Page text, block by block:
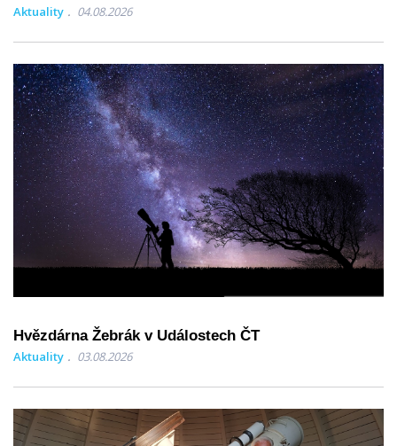
Aktuality 04.08.2026
Hvězdárna Žebrák v Událostech ČT
Aktuality 03.08.2026